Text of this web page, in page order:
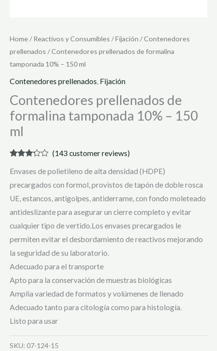
Home/Reactivos y Consumibles /Fijación /Contenedores
prellenados / Contenedores prellenados de formalina
tamponada 10% – 150 ml
Contenedores prellenados Fijación
Contenedores prellenados de
formalina tamponada 10% – 150
ml
3.08
based
customer
ratings
(143 customer reviews)
Envases de polietileno de alta densidad (HDPE)
precargados con formol, provistos de tapón de doble rosca
UE, estancos, antigolpes, antiderrame, con fondo moleteado
antideslizante para asegurar un cierre completo y evitar
cualquier tipo de vertido.Los envases precargados le
permiten evitar el desbordamiento de reactivos mejorando
la seguridad de su laboratorio.
Adecuado para el transporte
Apto para la conservación de muestras biológicas
Amplia variedad de formatos y volúmenes de llenado
Adecuado tanto para citología como para histología.
Listo para usar
SKU: 07-124-15